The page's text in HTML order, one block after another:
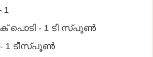
1
പൊടി - 1 ടീ സ്പൂണ്‍
- 1 ടീസ്പൂണ്‍